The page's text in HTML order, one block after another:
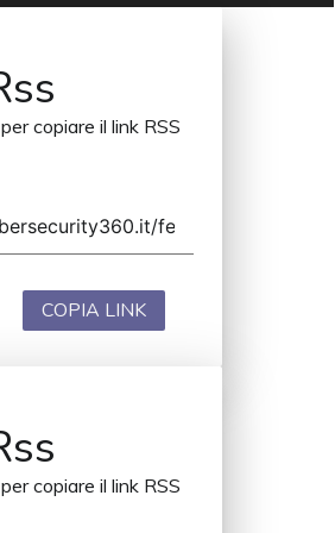
copiare il link RSS
COPIA LINK
copiare il link RSS